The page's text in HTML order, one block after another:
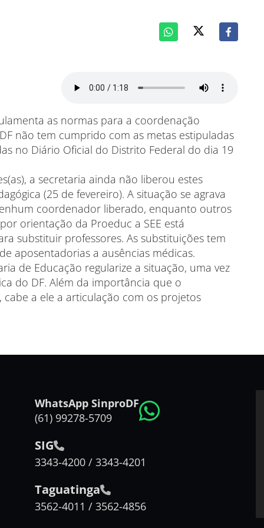
as normas para a coordenação
não tem cumprido com as metas estipuladas
no Diário Oficial do Distrito Federal do dia 19
a secretaria ainda não liberou estes
(25 de fevereiro). A situação se agrava
coordenador liberado, enquanto outros
orientação da Proeduc a SEE está
substituir professores. As substituições tem
aposentadorias a ausências médicas.
de Educação regularize a situação, uma vez
do DF. Além da importância que o
a ele a articulação com os projetos
WhatsApp SinproDF
(61) 99278-5709
SIG
3343-4200 / 3343-4201
Taguatinga
3562-4011 / 3562-4856